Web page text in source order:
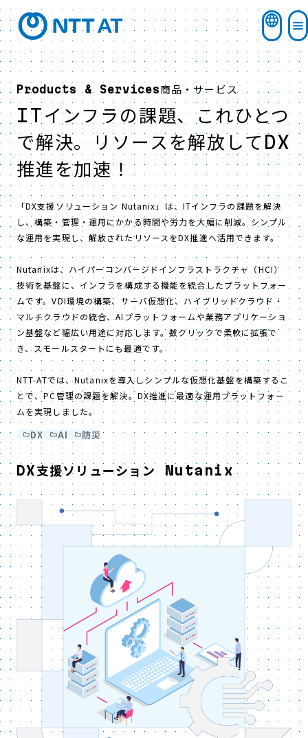
Products & Services商品・サービス
ITインフラの課題、これひとつ
で解決。リソースを解放してDX
推進を加速！
「DX支援ソリューション Nutanix」は、ITインフラの課題を解決
し、構築・管理・運用にかかる時間や労力を大幅に削減。シンプル
な運用を実現し、解放されたリソースをDX推進へ活用できます。
Nutanixは、ハイパーコンバージドインフラストラクチャ（HCI）
技術を基盤に、インフラを構成する機能を統合したプラットフォー
ムです。VDI環境の構築、サーバ仮想化、ハイブリッドクラウド・
マルチクラウドの統合、AIプラットフォームや業務アプリケーショ
ン基盤など幅広い用途に対応します。数クリックで柔軟に拡張で
き、スモールスタートにも最適です。
NTT-ATでは、Nutanixを導入しシンプルな仮想化基盤を構築するこ
とで、PC管理の課題を解決。DX推進に最適な運用プラットフォー
ムを実現しました。
DX AI 防災
DX支援ソリューション Nutanix